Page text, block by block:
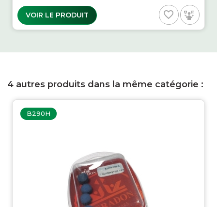
VOIR LE PRODUIT favorite_border
4 autres produits dans la même catégorie :
B290H